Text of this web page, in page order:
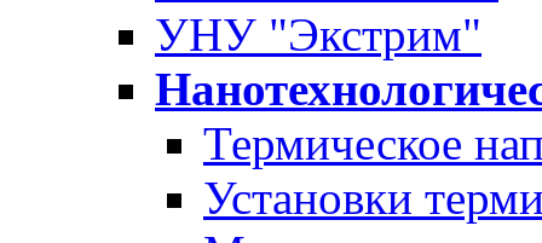
УНУ "Экстрим"
Термическое
Установки